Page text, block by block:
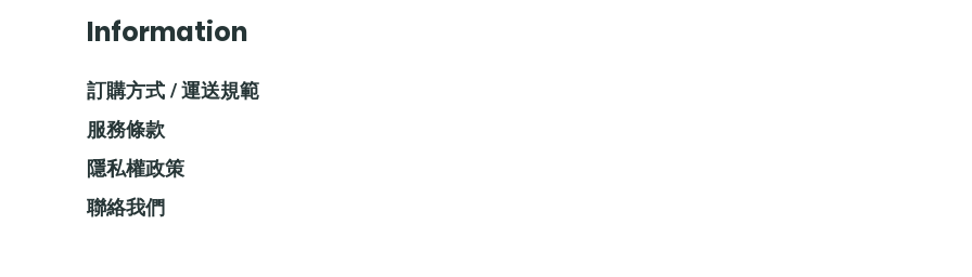
Information
訂購方式 / 運送規範
服務條款
隱私權政策
聯絡我們